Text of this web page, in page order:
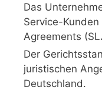
Das
Service-
Agreements
Der
juristischen
Deutschland.